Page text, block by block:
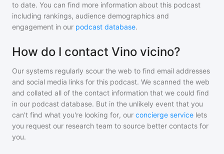
to date. You can find more information about this podcast
including rankings, audience demographics and
engagement in our podcast database.
How do I contact Vino vicino?
Our systems regularly scour the web to find email addresses
and social media links for this podcast. We scanned the web
and collated all of the contact information that we could find
in our podcast database. But in the unlikely event that you
can't find what you're looking for, our concierge service lets
you request our research team to source better contacts for
you.